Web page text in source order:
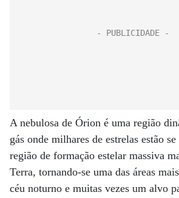
A nebulosa de Órion é uma região
gás onde milhares de estrelas estão
região de formação estelar massiva
Terra, tornando-se uma das áreas
céu noturno e muitas vezes um alvo